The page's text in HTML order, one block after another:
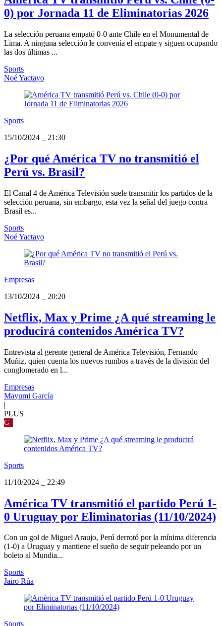
0) por Jornada 11 de Eliminatorias 2026
La selección peruana empató 0-0 ante Chile en el Monumental de
Lima. A ninguna selección le convenía el empate y siguen ocupando
las dos últimas ...
Sports
Noé Yactayo
Sports
15/10/2024
21:30
¿Por qué América TV no transmitió el
Perú vs. Brasil?
El Canal 4 de América Televisión suele transmitir los partidos de la
selección peruana, sin embargo, esta vez la señal del juego contra
Brasil es...
Sports
Noé Yactayo
Empresas
13/10/2024
20:20
Netflix, Max y Prime ¿A qué streaming le
producirá contenidos América TV?
Entrevista al gerente general de América Televisión, Fernando
Muñiz, quien cuenta los nuevos rumbos a través de la división del
conglomerado en l...
Empresas
Mayumi García
|
PLUS
G
Sports
11/10/2024
22:49
América TV transmitió el partido Perú 1-
0 Uruguay por Eliminatorias (11/10/2024)
Con un gol de Miguel Araujo, Perú derrotó por la mínima diferencia
(1-0) a Uruguay y mantiene el sueño de seguir peleando por un
boleto al Mundia...
Sports
Jairo Rúa
Sports